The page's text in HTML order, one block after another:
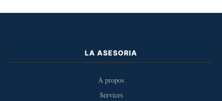
LA ASESORIA
À propos
Services